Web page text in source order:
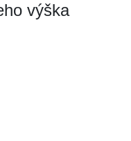
výška